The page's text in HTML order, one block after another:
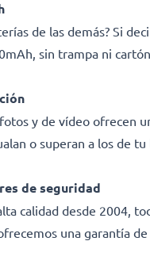
de las demás? Si
sin trampa ni
y de vídeo ofrecen
o superan a los de
de seguridad
calidad desde 2004,
una garantía